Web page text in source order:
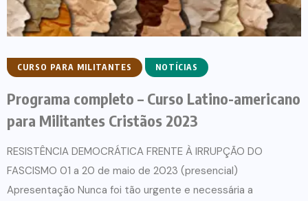
CURSO PARA MILITANTES NOTÍCIAS
Programa completo – Curso Latino-americano
para Militantes Cristãos 2023
RESISTÊNCIA DEMOCRÁTICA FRENTE À IRRUPÇÃO DO
FASCISMO 01 a 20 de maio de 2023 (presencial)
Apresentação Nunca foi tão urgente e necessária a